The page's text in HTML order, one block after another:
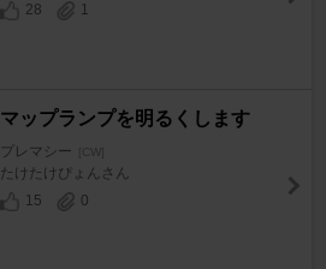
28
1
マップランプを明るくします
プレマシー [CW]
たけたけぴょんさん
15
0